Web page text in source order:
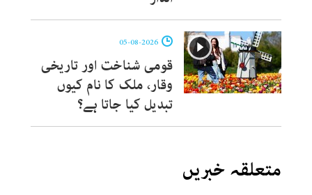
قومی شناخت اور تاریخی
وقار، ملک کا نام کیوں
تبدیل کیا جاتا ہے؟
متعلقہ خبریں